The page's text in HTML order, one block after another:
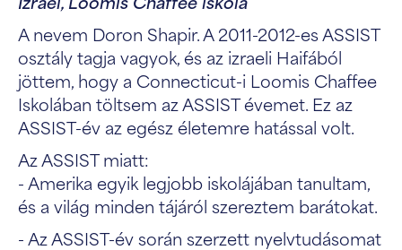
A nevem Doron Shapir. A 2011-2012-es ASSIST
osztály tagja vagyok, és az izraeli Haifából
jöttem, hogy a Connecticut-i Loomis Chaffee
Iskolában töltsem az ASSIST évemet. Ez az
ASSIST-év az egész életemre hatással volt.
Az ASSIST miatt:
- Amerika egyik legjobb iskolájában tanultam,
és a világ minden tájáról szereztem barátokat.
- Az ASSIST-év során szerzett nyelvtudásomat